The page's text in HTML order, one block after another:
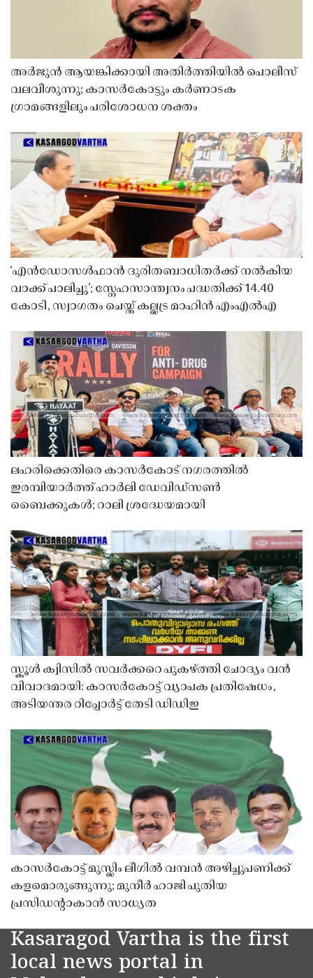
അർജുൻ ആയങ്കിക്കായി അതിർത്തിയിൽ പൊലീസ്
വലവീശുന്നു; കാസർകോട്ടും കർണാടക
ഗ്രാമങ്ങളിലും പരിശോധന ശക്തം
‘എൻഡോസൾഫാൻ ദുരിതബാധിതർക്ക് നൽകിയ
വാക്ക് പാലിച്ചു’; സ്നേഹസാന്ത്വനം പദ്ധതിക്ക് 14.40
കോടി, സ്വാഗതം ചെയ്ത് കല്ലട്ര മാഹിൻ എംഎൽഎ
ലഹരിക്കെതിരെ കാസർകോട് നഗരത്തിൽ
ഇരമ്പിയാർത്ത് ഹാർലി ഡേവിഡ്‌സൺ
ബൈക്കുകൾ; റാലി ശ്രദ്ധേയമായി
സ്കൂൾ ക്വിസിൽ സവർക്കറെ പുകഴ്ത്തി ചോദ്യം വൻ
വിവാദമായി: കാസർകോട്ട് വ്യാപക പ്രതിഷേധം,
അടിയന്തര റിപ്പോർട്ട് തേടി ഡിഡിഇ
കാസർകോട്ട് മുസ്ലിം ലീഗിൽ വമ്പൻ അഴിച്ചുപണിക്ക്
കളമൊരുങ്ങുന്നു; മുനീർ ഹാജി പുതിയ
പ്രസിഡൻ്റാകാൻ സാധ്യത
Kasaragod Vartha is the first
local news portal in